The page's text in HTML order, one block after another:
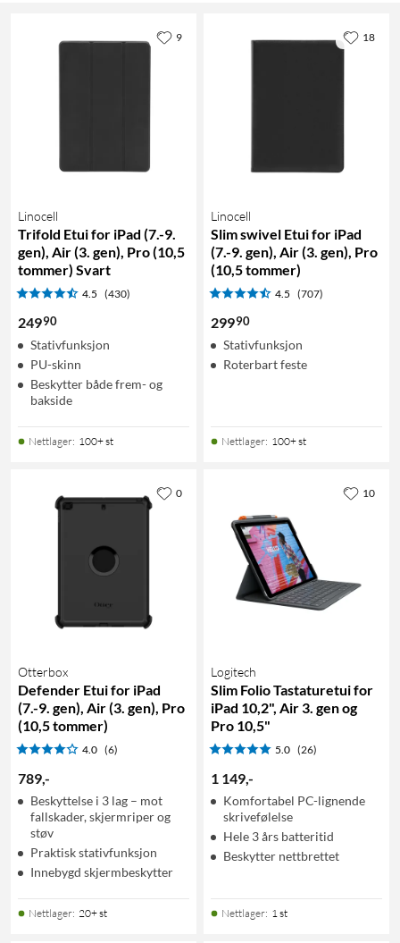
Linocell
Trifold Etui for iPad (7.-9.
gen), Air (3. gen), Pro (10,5
tommer) Svart
4.5 (430)
24990
Stativfunksjon
PU-skinn
Beskytter både frem- og
bakside
Nettlager: 100+ st
9
Linocell
Slim swivel Etui for iPad
(7.-9. gen), Air (3. gen), Pro
(10,5 tommer)
4.5 (707)
29990
Stativfunksjon
Roterbart feste
Nettlager: 100+ st
18
Otterbox
Defender Etui for iPad
(7.-9. gen), Air (3. gen), Pro
(10,5 tommer)
4.0 (6)
789,-
Beskyttelse i 3 lag – mot
fallskader, skjermriper og
støv
Praktisk stativfunksjon
Innebygd skjermbeskytter
Nettlager: 20+ st
0
Logitech
Slim Folio Tastaturetui for
iPad 10,2", Air 3. gen og
Pro 10,5"
5.0 (26)
1 149,-
Komfortabel PC-lignende
skrivefølelse
Hele 3 års batteritid
Beskytter nettbrettet
Nettlager: 1 st
10